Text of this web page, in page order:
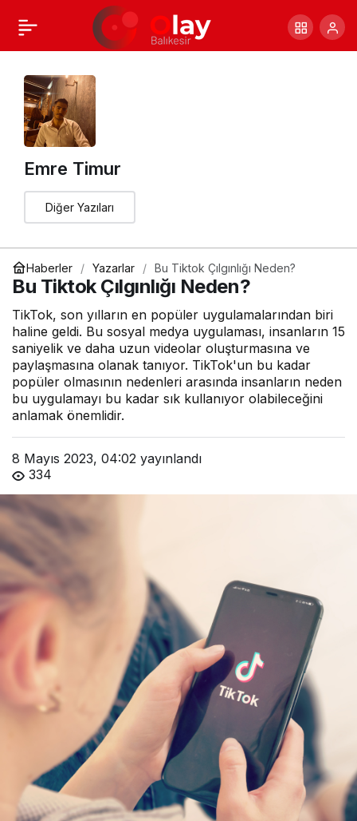
Emre Timur
Diğer Yazıları
Haberler Yazarlar Bu Tiktok Çılgınlığı Neden?
Bu Tiktok Çılgınlığı Neden?
TikTok, son yılların en popüler uygulamalarından biri
haline geldi. Bu sosyal medya uygulaması, insanların 15
saniyelik ve daha uzun videolar oluşturmasına ve
paylaşmasına olanak tanıyor. TikTok'un bu kadar
popüler olmasının nedenleri arasında insanların neden
bu uygulamayı bu kadar sık kullanıyor olabileceğini
anlamak önemlidir.
8 Mayıs 2023, 04:02 yayınlandı
334
2030’da Teknoloji + Paylaş